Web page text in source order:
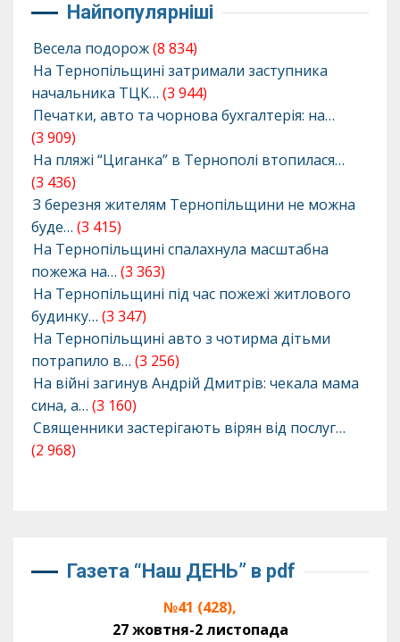
Найпопулярніші
Весела подорож(8 834)
На Тернопільщині затримали заступника
начальника ТЦК… (3 944)
Печатки, авто та чорнова бухгалтерія: на…
(3 909)
На пляжі “Циганка” в Тернополі втопилася…
(3 436)
З березня жителям Тернопільщини не можна
буде… (3 415)
На Тернопільщині спалахнула масштабна
пожежа на… (3 363)
На Тернопільщині під час пожежі житлового
будинку… (3 347)
На Тернопільщині авто з чотирма дітьми
потрапило в… (3 256)
На війні загинув Андрій Дмитрів: чекала мама
сина, а… (3 160)
Священники застерігають вірян від послуг…
(2 968)
Газета “Наш ДЕНЬ” в pdf
№41 (428),
27 жовтня-2 листопада